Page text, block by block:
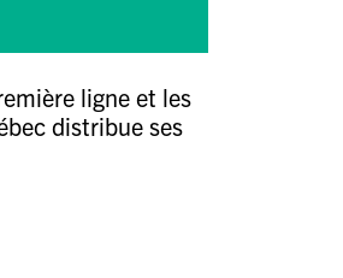
ligne et les
distribue ses